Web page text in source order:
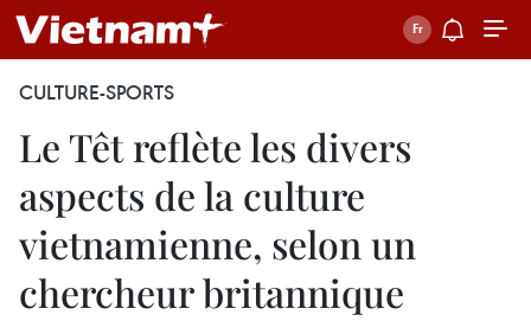
CULTURE-SPORTS
Le Têt reflète les divers
aspects de la culture
vietnamienne, selon un
chercheur britannique